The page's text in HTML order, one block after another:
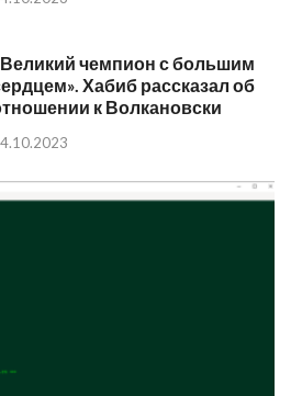
чемпион с большим
Хабиб рассказал об
к Волкановски